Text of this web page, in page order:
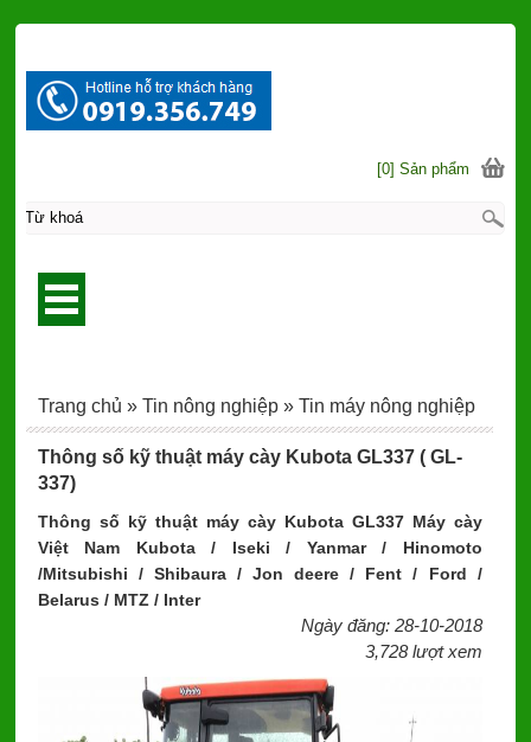
Thông số kỹ thuật máy cày Kubota GL337 ( GL-
337)
Thông số kỹ thuật máy cày Kubota GL337 Máy cày
Việt Nam Kubota / Iseki / Yanmar / Hinomoto
/Mitsubishi / Shibaura / Jon deere / Fent / Ford /
Belarus / MTZ / Inter
Ngày đăng: 28-10-2018
3,728 lượt xem
Trang chủ » Tin nông nghiệp » Tin máy nông nghiệp
[0] Sản phẩm